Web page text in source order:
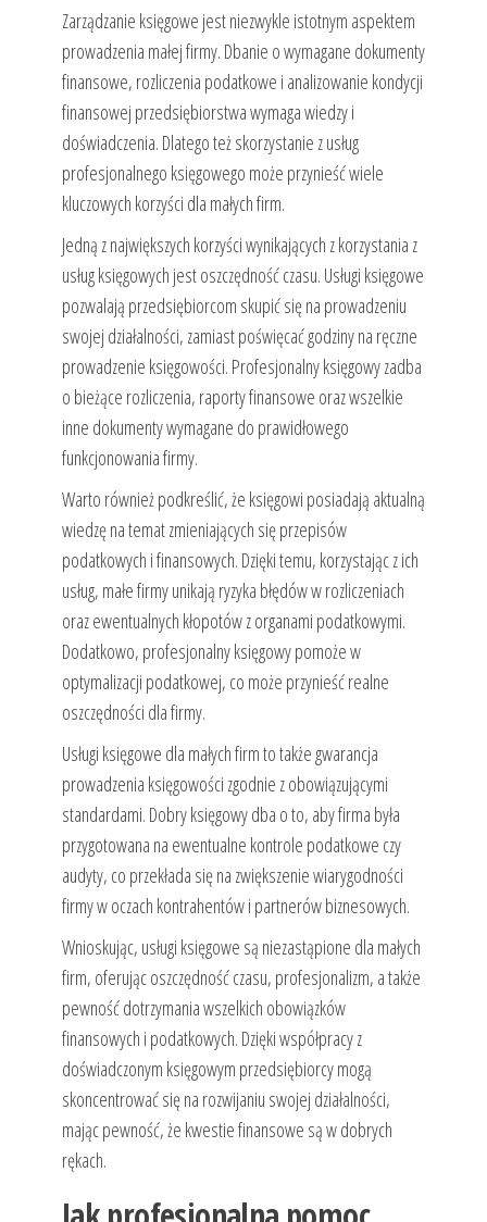
Zarządzanie księgowe jest niezwykle istotnym aspektem
prowadzenia małej firmy. Dbanie o wymagane dokumenty
finansowe, rozliczenia podatkowe i analizowanie kondycji
finansowej przedsiębiorstwa wymaga wiedzy i
doświadczenia. Dlatego też skorzystanie z usług
profesjonalnego księgowego może przynieść wiele
kluczowych korzyści dla małych firm.
Jedną z największych korzyści wynikających z korzystania z
usług księgowych jest oszczędność czasu. Usługi księgowe
pozwalają przedsiębiorcom skupić się na prowadzeniu
swojej działalności, zamiast poświęcać godziny na ręczne
prowadzenie księgowości. Profesjonalny księgowy zadba
o bieżące rozliczenia, raporty finansowe oraz wszelkie
inne dokumenty wymagane do prawidłowego
funkcjonowania firmy.
Warto również podkreślić, że księgowi posiadają aktualną
wiedzę na temat zmieniających się przepisów
podatkowych i finansowych. Dzięki temu, korzystając z ich
usług, małe firmy unikają ryzyka błędów w rozliczeniach
oraz ewentualnych kłopotów z organami podatkowymi.
Dodatkowo, profesjonalny księgowy pomoże w
optymalizacji podatkowej, co może przynieść realne
oszczędności dla firmy.
Usługi księgowe dla małych firm to także gwarancja
prowadzenia księgowości zgodnie z obowiązującymi
standardami. Dobry księgowy dba o to, aby firma była
przygotowana na ewentualne kontrole podatkowe czy
audyty, co przekłada się na zwiększenie wiarygodności
firmy w oczach kontrahentów i partnerów biznesowych.
Wnioskując, usługi księgowe są niezastąpione dla małych
firm, oferując oszczędność czasu, profesjonalizm, a także
pewność dotrzymania wszelkich obowiązków
finansowych i podatkowych. Dzięki współpracy z
doświadczonym księgowym przedsiębiorcy mogą
skoncentrować się na rozwijaniu swojej działalności,
mając pewność, że kwestie finansowe są w dobrych
rękach.